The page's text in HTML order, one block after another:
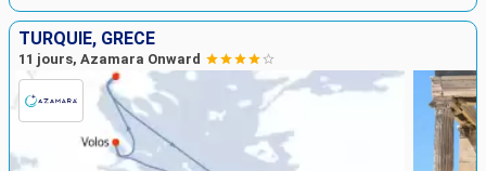
TURQUIE, GRÈCE
11 jours, Azamara Onward